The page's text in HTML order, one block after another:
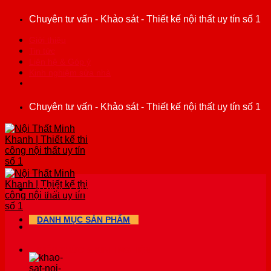
Chuyên tư vấn - Khảo sát - Thiết kế nội thất uy tín số 1
Chuyên tư vấn - Khảo sát - Thiết kế nội thất uy tín số 1
TRANG CHỦ
DANH MỤC SẢN PHẨM